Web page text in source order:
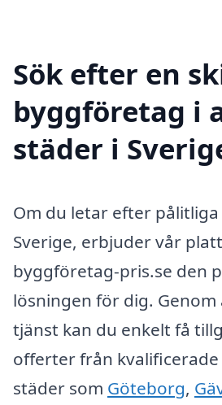
Sök efter en
byggföretag i
städer i
Om du letar efter
Sverige, erbjuder vår
byggföretag-pris.se den
lösningen för dig.
tjänst kan du enkelt få
offerter från
städer som Göteborg,